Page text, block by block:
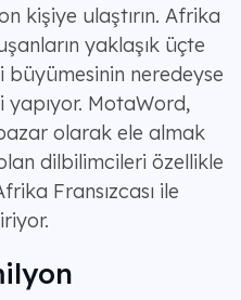
kişiye ulaştırın. Afrika
yaklaşık üçte
büyümesinin neredeyse
yapıyor. MotaWord,
olarak ele almak
dilbilimcileri özellikle
Fransızcası ile